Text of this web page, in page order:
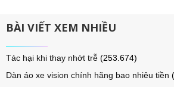
BÀI VIẾT XEM NHIỀU
Tác hại khi thay nhớt trễ (253.674)
Dàn áo xe vision chính hãng bao nhiêu tiền